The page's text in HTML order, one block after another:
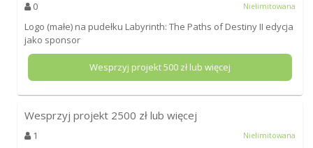
0 Nielimitowana
Logo (małe) na pudełku Labyrinth: The Paths of Destiny II edycja
jako sponsor
Wesprzyj projekt500zł lub więcej
Wesprzyj projekt 2500 zł lub więcej
1 Nielimitowana